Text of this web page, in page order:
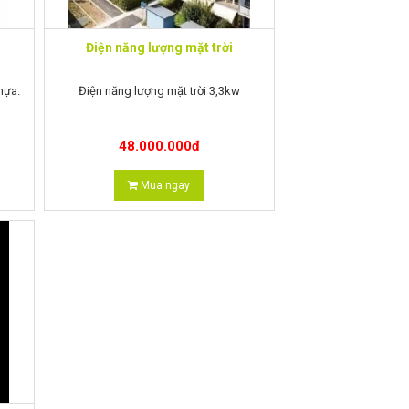
Điện năng lượng mặt trời
Điện năng lượng mặt trời 3,3kw
48.000.000đ
Mua ngay